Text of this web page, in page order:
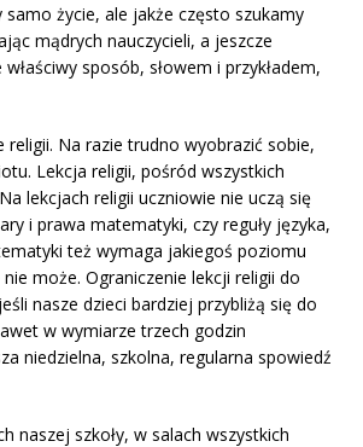
życie, ale jakże często szukamy
mądrych nauczycieli, a jeszcze
sposób, słowem i przykładem,
Na razie trudno wyobrazić sobie,
Lekcja religii, pośród wszystkich
lekcjach religii uczniowie nie uczą się
i prawa matematyki, czy reguły języka,
też wymaga jakiegoś poziomu
może. Ograniczenie lekcji religii do
nasze dzieci bardziej przybliżą się do
w wymiarze trzech godzin
niedzielna, szkolna, regularna spowiedź
naszej szkoły, w salach wszystkich